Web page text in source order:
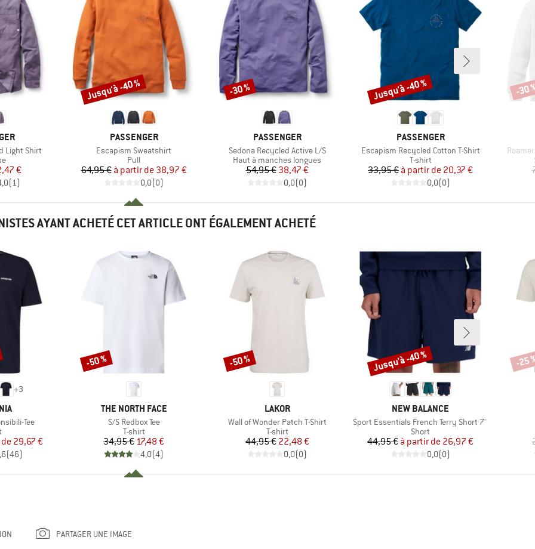
Light Shirt
group
réduit
€
(1)
MARQUE
PASSENGER
Article
Escapism Sweatshirt
Product group
Pull
Prix
64,95 € Prix réduit
à partir de 38,97 €
0,0(0)
Remise
Jusqu'à -40 %
MARQUE
PASSENGER
Article
Sedona Recycled Active L/S
Product group
Haut à manches longues
Prix
54,95 €Prix réduit
38,47 €
0,0(0)
Remise
-30 %
MARQUE
PASSENGER
Article
Escapism Recycled Cotton T-Shirt
Product group
T-shirt
Prix
33,95 € Prix réduit
à partir de 20,37 €
0,0(0)
Remise
Jusqu'à -40 %
Article
-30
AYANT ACHETÉ CET ARTICLE ONT ÉGALEMENT ACHETÉ
+3
Tee
group
réduit
29,67 €
(46)
MARQUE
THE NORTH FACE
Article
S/S Redbox Tee
Product group
T-shirt
Prix
34,95 €Prix réduit
17,48 €
4,0(4)
Remise
-50 %
MARQUE
LAKOR
Article
Wall of Wonder Patch T-Shirt
Product group
T-shirt
Prix
44,95 €Prix réduit
22,48 €
0,0(0)
Remise
-50 %
MARQUE
NEW BALANCE
Article
Sport Essentials French Terry Short 7''
Product group
Short
Prix
44,95 € Prix réduit
à partir de 26,97 €
0,0(0)
Remise
Jusqu'à -40 % -25
PARTAGER UNE IMAGE